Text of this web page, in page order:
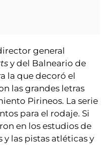
general
y del Balneario de
la que decoró el
las grandes letras
Pirineos. La serie
para el rodaje. Si
en los estudios de
y las pistas atléticas y